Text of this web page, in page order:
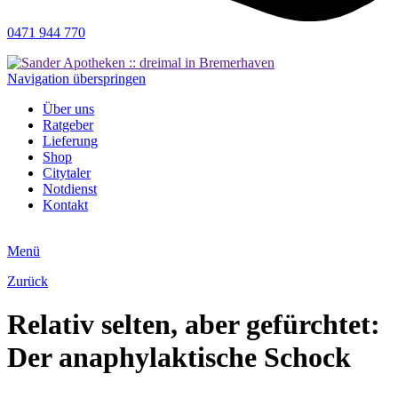
0471 944 770
Navigation überspringen
Über uns
Ratgeber
Lieferung
Shop
Citytaler
Notdienst
Kontakt
Menü
Zurück
Relativ selten, aber gefürchtet:
Der anaphylaktische Schock